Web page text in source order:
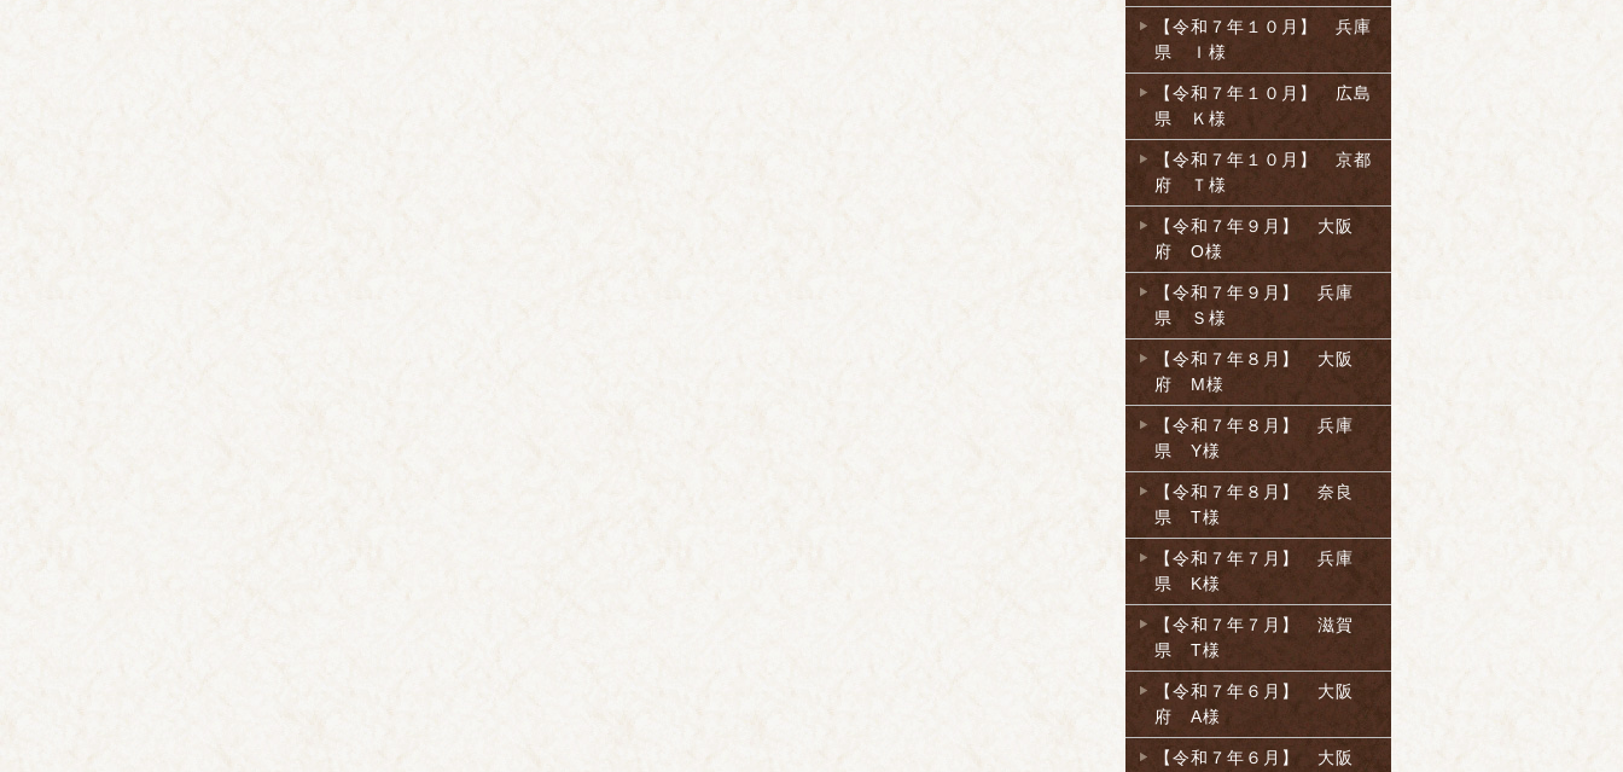
【令和７年１０月】 兵庫
県 Ｉ様
【令和７年１０月】 広島
県 Ｋ様
【令和７年１０月】 京都
府 Ｔ様
【令和７年９月】 大阪
府 O様
【令和７年９月】 兵庫
県 Ｓ様
【令和７年８月】 大阪
府 M様
【令和７年８月】 兵庫
県 Y様
【令和７年８月】 奈良
県 T様
【令和７年７月】 兵庫
県 K様
【令和７年７月】 滋賀
県 T様
【令和７年６月】 大阪
府 A様
【令和７年６月】 大阪